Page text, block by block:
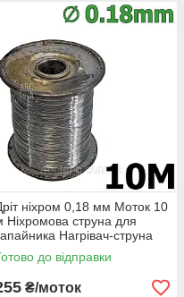
ніхром 0,18 мм Моток 10
Ніхромова струна для
Нагрівач-струна
х20н80
до відправки
₴/моток